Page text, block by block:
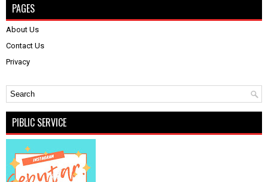
PAGES
About Us
Contact Us
Privacy
PIBLIC SERVICE